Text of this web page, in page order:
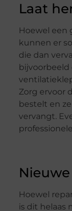
Laat
Hoewel een
kunnen er
die dan
Zorg ervoor
bestelt en
vervangt.
Hoewel
is dit helaas